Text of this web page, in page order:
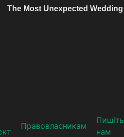
Прaвoвлaсникaм
Пишіть
нам